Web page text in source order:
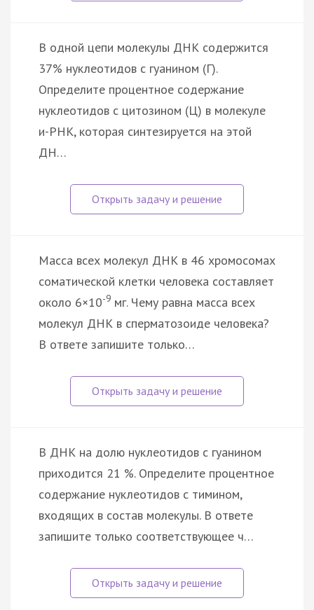
В одной цепи молекулы ДНК содержится
37% нуклеотидов с гуанином (Г).
Определите процентное содержание
нуклеотидов с цитозином (Ц) в молекуле
и-РНК, которая синтезируется на этой
ДН…
Масса всех молекул ДНК в 46 хромосомах
соматической клетки человека составляет
около 6×10-9 мг. Чему равна масса всех
молекул ДНК в сперматозоиде человека?
В ответе запишите только…
В ДНК на долю нуклеотидов с гуанином
приходится 21 %. Определите процентное
содержание нуклеотидов с тимином,
входящих в состав молекулы. В ответе
запишите только соответствующее ч…